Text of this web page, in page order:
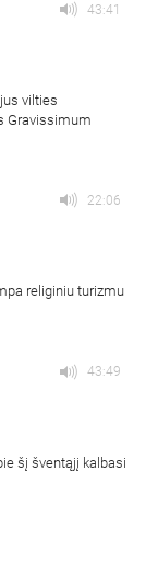
43:41
vilties
Gravissimum
22:06
religiniu turizmu
43:49
šį šventąjį kalbasi